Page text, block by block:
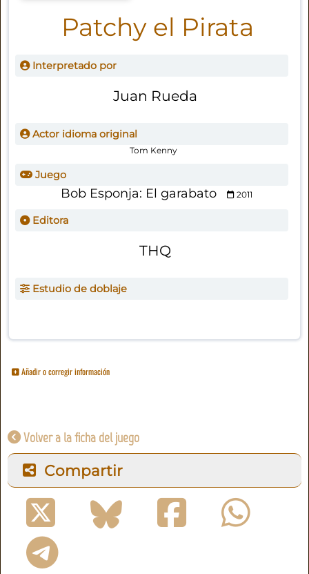
Patchy el Pirata
Interpretado por
Juan Rueda
Actor idioma original
Tom Kenny
Juego
Bob Esponja: El garabato 2011
Editora
THQ
Estudio de doblaje
Añadir o corregir información
Volver a la ficha del juego
Compartir